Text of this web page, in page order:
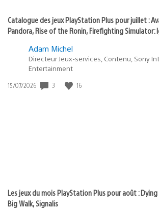
Catalogue des jeux PlayStation Plus pour juillet :
Pandora, Rise of the Ronin, Firefighting Simulator:
Adam Michel
Directeur Jeux-services, Contenu, Sony
Entertainment
Date
15/07/2026 3 16
Les jeux du mois PlayStation Plus pour août :
Big Walk, Signalis